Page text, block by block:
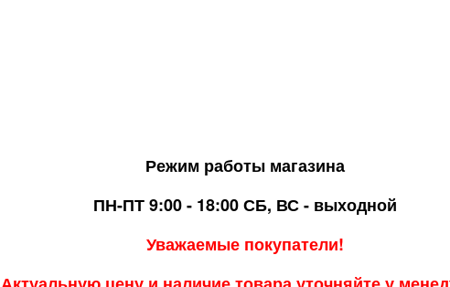
Режим работы магазина
ПН-ПТ 9:00 - 18:00СБ, ВС - выходной
Уважаемые покупатели!